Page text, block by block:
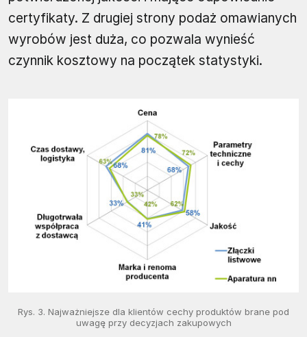
certyfikaty. Z drugiej strony podaż omawianych
wyrobów jest duża, co pozwala wynieść
czynnik kosztowy na początek statystyki.
Rys. 3. Najważniejsze dla klientów cechy produktów brane pod
uwagę przy decyzjach zakupowych